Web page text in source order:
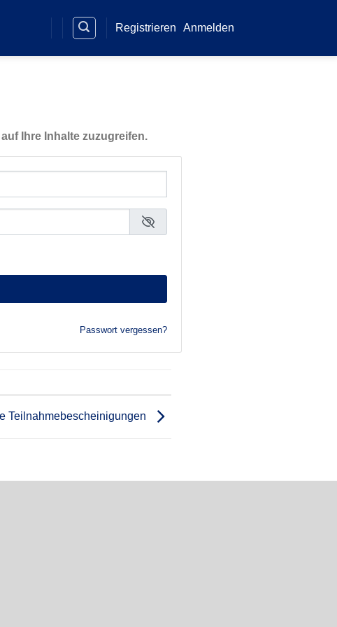
Registrieren Anmelden
Ihre Inhalte zuzugreifen.
Passwort vergessen?
Teilnahmebescheinigungen